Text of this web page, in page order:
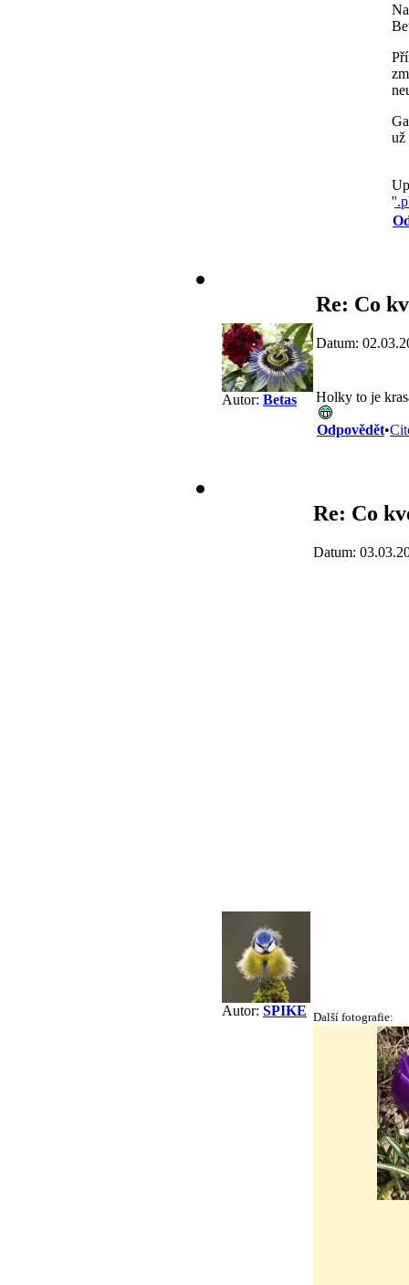
už
'
Autor: Betas
Re: Co
Datum:
Holky to je
Odpovědět•
Autor: SPIKE
Re: Co
Datum:
Další fotografie: